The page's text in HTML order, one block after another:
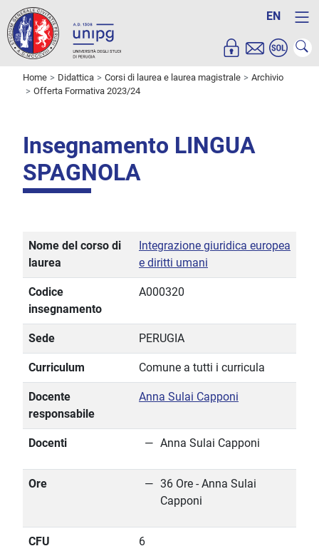
EN
Home Didattica Corsi di laurea e laurea magistrale
Archivio
Offerta Formativa 2023/24
Insegnamento LINGUA
SPAGNOLA
Nome del corso di
laurea
Integrazione giuridica europea
e diritti umani
Codice
insegnamento
A000320
Sede PERUGIA
Curriculum Comune a tutti i curricula
Docente
responsabile
Anna Sulai Capponi
Docenti Anna Sulai Capponi
Ore
36 Ore - Anna Sulai
Capponi
CFU 6